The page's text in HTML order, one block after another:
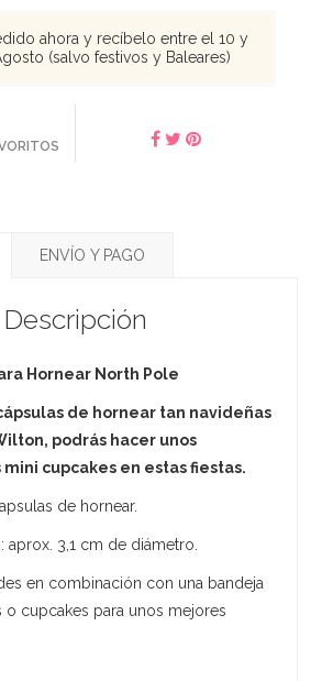
ahora y recíbelo entre el 10 y
(salvo festivos y Baleares)
ENVÍO Y PAGO
Descripción
Hornear North Pole
de hornear tan navideñas
podrás hacer unos
cupcakes en estas fiestas.
de hornear.
aprox. 3,1 cm de diámetro.
en combinación con una bandeja
cupcakes para unos mejores